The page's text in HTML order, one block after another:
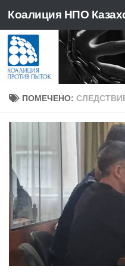
Перейти к
ПОМЕЧЕНО: